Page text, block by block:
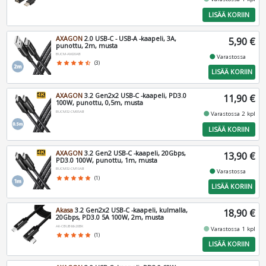
LISÄÄ KORIIN
AXAGON 2.0 USB-C - USB-A -kaapeli, 3A,
punottu, 2m, musta
BUCM-AM20AB
star star star star star_half (3)
5,90 €
fiber_manual_recordVarastossa
LISÄÄ KORIIN
AXAGON 3.2 Gen2x2 USB-C -kaapeli, PD3.0
100W, punottu, 0,5m, musta
BUCM32-CM05AB
11,90 €
fiber_manual_recordVarastossa 2 kpl
LISÄÄ KORIIN
AXAGON 3.2 Gen2 USB-C -kaapeli, 20Gbps,
PD3.0 100W, punottu, 1m, musta
BUCM32-CM10AB
star star star star star (1)
13,90 €
fiber_manual_recordVarastossa
LISÄÄ KORIIN
Akasa 3.2 Gen2x2 USB-C -kaapeli, kulmalla,
20Gbps, PD3.0 5A 100W, 2m, musta
AK-CBUB66-20BK
star star star star star (1)
18,90 €
fiber_manual_recordVarastossa 1 kpl
LISÄÄ KORIIN